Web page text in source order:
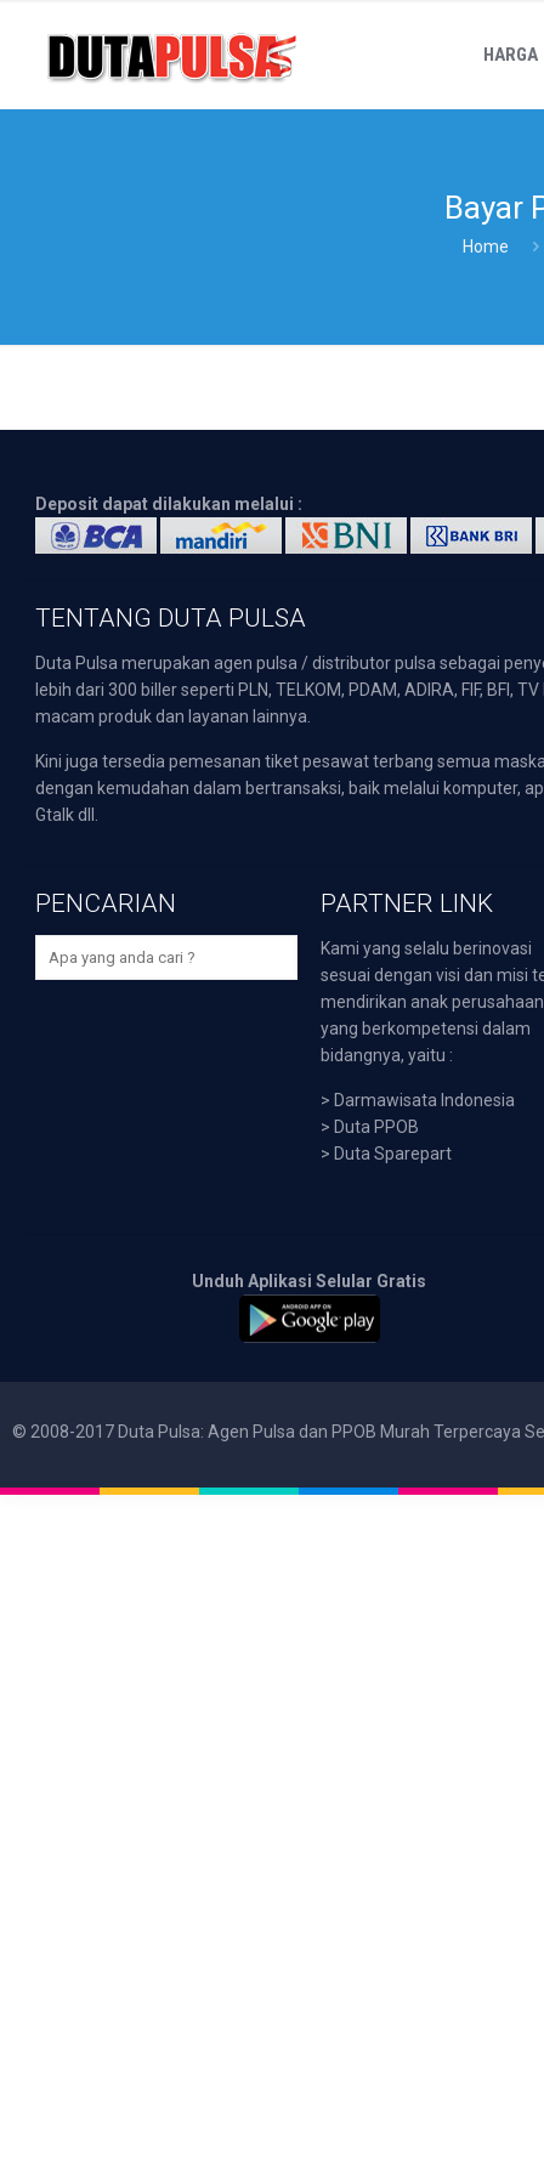
HARGA
Bayar
Home
Deposit dapat dilakukan melalui :
TENTANG DUTA PULSA
Duta Pulsa merupakan agen pulsa / distributor pulsa sebagai
lebih dari 300 biller seperti PLN, TELKOM, PDAM, ADIRA, FIF,
macam produk dan layanan lainnya.
Kini juga tersedia pemesanan tiket pesawat terbang semua
dengan kemudahan dalam bertransaksi, baik melalui komputer,
Gtalk dll.
PENCARIAN PARTNER LINK
Kami yang selalu berinovasi
sesuai dengan visi dan misi
mendirikan anak perusahaan
yang berkompetensi dalam
bidangnya, yaitu :
> Darmawisata Indonesia
> Duta PPOB
> Duta Sparepart
Unduh Aplikasi Selular Gratis
© 2008-2017 Duta Pulsa: Agen Pulsa dan PPOB Murah Terpercaya